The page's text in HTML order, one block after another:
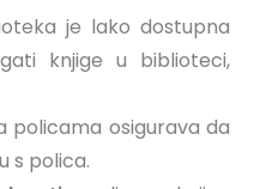
je lako dostupna
knjige u biblioteci,
osigurava da
s polica.